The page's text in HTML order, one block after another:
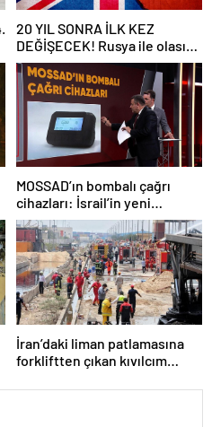
20 YIL SONRA İLK KEZ
DEĞİŞECEK! Rusya ile olası
savaş… İngiltere’nin gizli
planı güncelleniyor!
MOSSAD’ın bombalı çağrı
cihazları: İsrail’in yeni
suikastını MİT önledi
İran’daki liman patlamasına
forkliftten çıkan kıvılcım